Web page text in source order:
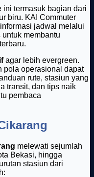
ini termasuk bagian dari
biru. KAI Commuter
jadwal melalui
membantu
agar lebih evergreen.
pola operasional dapat
rute, stasiun yang
transit, dan tips naik
pembaca
melewati sejumlah
Bekasi, hingga
stasiun dari